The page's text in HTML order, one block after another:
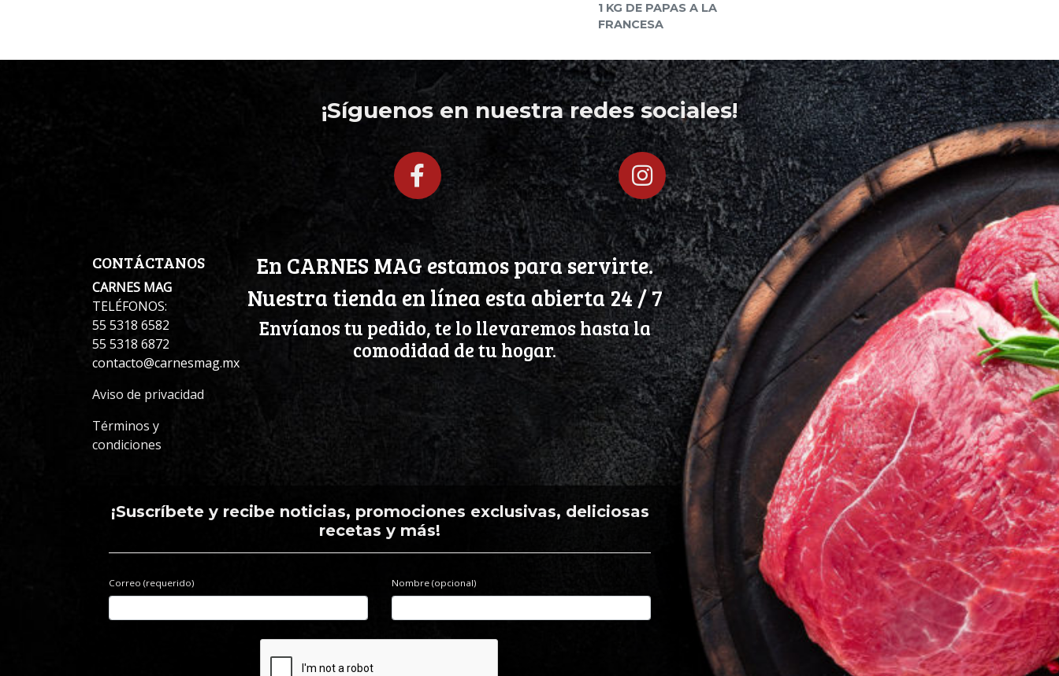
1 KG DE PAPAS A LA
FRANCESA
¡Síguenos en nuestra redes sociales!
CONTÁCTANOS
CARNES MAG
TELÉFONOS:
55 5318 6582
55 5318 6872
contacto@carnesmag.mx
Aviso de privacidad
Términos y
condiciones
En CARNES MAG estamos para servirte.
Nuestra tienda en línea esta abierta 24 / 7
Envíanos tu pedido, te lo llevaremos hasta la
comodidad de tu hogar.
¡Suscríbete y recibe noticias, promociones exclusivas, deliciosas
recetas y más!
Correo (requerido) Nombre (opcional)